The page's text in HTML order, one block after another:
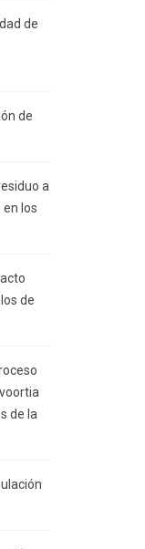
de
de
a
los
de
de la